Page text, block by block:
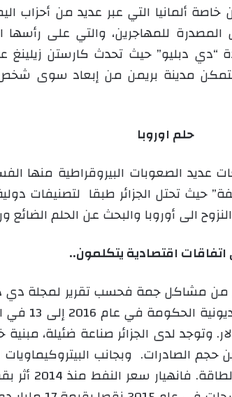
ألمانيا التي عبر عديد من أحزاب
للمهاجرين، والتي على رأسها
“دي دبليو” حيث تحدث كارستن
مطالبين بالرحيل لم تتمكن مدينة بريمن من
حلم اوروبا
عديد الصعوبات البيروقراطية منها
اقتصادية يتكلمون..
من مشاكل جمة فحسب تقرير لمجلة دي
20 في
بـ 42 والنفط بـ 34 في المائة من حجم الصادرات.
تُذكر،